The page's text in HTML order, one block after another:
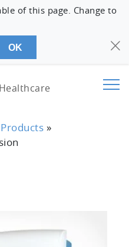
of this page. Change to
OK
Products »